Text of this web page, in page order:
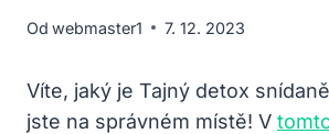
Od webmaster1 7. 12. 2023
Víte, jaký je Tajný detox
jste na správném místě! V